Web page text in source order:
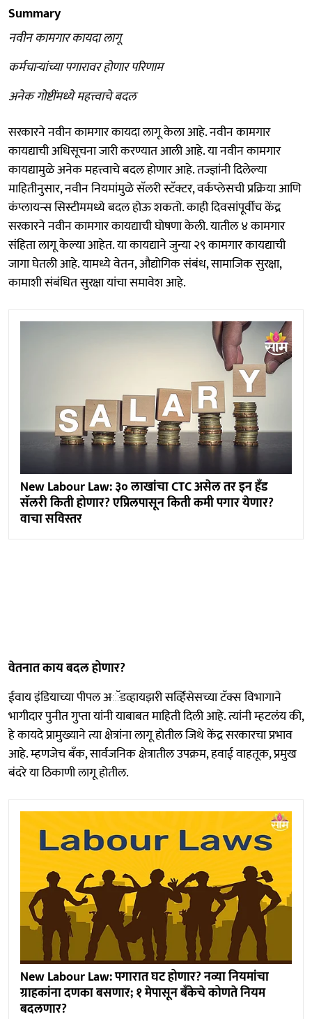
Summary
नवीन कामगार कायदा लागू
कर्मचाऱ्यांच्या पगारावर होणार परिणाम
अनेक गोष्टींमध्ये महत्त्वाचे बदल
सरकारने नवीन कामगार कायदा लागू केला आहे. नवीन कामगार
कायद्याची अधिसूचना जारी करण्यात आली आहे. या नवीन कामगार
कायद्यामुळे अनेक महत्त्वाचे बदल होणार आहे. तज्ज्ञांनी दिलेल्या
माहितीनुसार, नवीन नियमांमुळे सॅलरी स्टॅक्टर, वर्कप्लेसची प्रक्रिया आणि
कंप्लायन्स सिस्टीममध्ये बदल होऊ शकतो. काही दिवसांपूर्वीच केंद्र
सरकारने नवीन कामगार कायद्याची घोषणा केली. यातील ४ कामगार
संहिता लागू केल्या आहेत. या कायद्याने जुन्या २९ कामगार कायद्याची
जागा घेतली आहे. यामध्ये वेतन, औद्योगिक संबंध, सामाजिक सुरक्षा,
कामाशी संबंधित सुरक्षा यांचा समावेश आहे.
New Labour Law: ३० लाखांचा CTC असेल तर इन हँड
सॅलरी किती होणार? एप्रिलपासून किती कमी पगार येणार?
वाचा सविस्तर
वेतनात काय बदल होणार?
ईवाय इंडियाच्या पीपल अॅडव्हायझरी सर्व्हिसेसच्या टॅक्स विभागाने
भागीदार पुनीत गुप्ता यांनी याबाबत माहिती दिली आहे. त्यांनी म्हटलंय की,
हे कायदे प्रामुख्याने त्या क्षेत्रांना लागू होतील जिथे केंद्र सरकारचा प्रभाव
आहे. म्हणजेच बँक, सार्वजनिक क्षेत्रातील उपक्रम, हवाई वाहतूक, प्रमुख
बंदरे या ठिकाणी लागू होतील.
New Labour Law: पगारात घट होणार? नव्या नियमांचा
ग्राहकांना दणका बसणार; १ मेपासून बँकेचे कोणते नियम
बदलणार?